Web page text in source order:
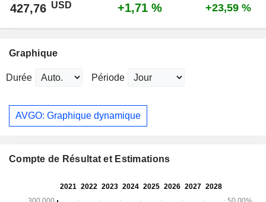
427,76 USD +1,71 % +23,59 %
Graphique
Durée Période
AVGO: Graphique dynamique
Compte de Résultat et Estimations